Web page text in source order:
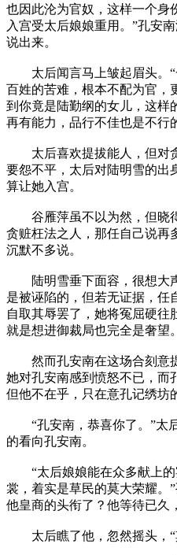
也因此沦为官奴，这样一个身
入宫受太后娘娘重用。”孔安
说出来。
太后闻言马上皱起眉头。“
百姓的苦难，根本不配为官，
到你竟是陆勤纲的女儿，这样
再有能力，品行不佳也是不行
太后喜欢提拔能人，但对
要怨不平，太后对陆明雪的出
算让她入宫。
谷雁萍虽不以为然，但晓
贪赃枉法之人，那任自己说再
沉默不多说。
陆明雪垂下面容，很想大
是被诬陷的，但若无证据，任
自取其辱罢了，她将冤屈硬往
就是想进御裁局也完全是奢望。
然而孔安南在这场合刻意提
她对孔安南感到愤怒不已，而
但他不在乎，只在意孔记绣坊
“孔安南，恭喜你了。”太
的看向孔安南。
“太后娘娘能在众多献上的
裳，着实是草民的莫大荣耀。
他皇商的头衔了？他等待已久
太后瞧了他，忽然摇头，“